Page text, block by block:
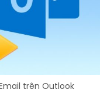
trên Outlook